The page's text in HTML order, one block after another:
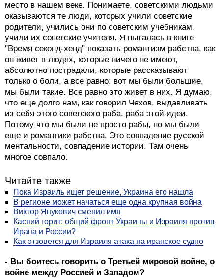
место в нашем веке. Понимаете, советскими людьми
оказываются те люди, которых учили советские
родители, учились они по советским учебникам,
учили их советские учителя. Я пыталась в книге
"Время секонд-хенд" показать романтизм рабства, как
он живет в людях, которые ничего не имеют,
абсолютно пострадали, которые рассказывают
только о боли, а все равно: вот мы были большие,
мы были такие. Все равно это живет в них. Я думаю,
что еще долго нам, как говорил Чехов, выдавливать
из себя этого советского раба, раба этой идеи.
Потому что мы были не просто рабы, но мы были
еще и романтики рабства. Это совпадение русской
ментальности, совпадение истории. Там очень
многое совпало.
Читайте также
Пока Израиль ищет решение, Украина его нашла
В регионе может начаться еще одна крупная война
Виктор Янукович сменил имя
Каспий горит: общий фронт Украины и Израиля против
Ирана и России?
Как отзовется для Израиля атака на иранское судно
- Вы боитесь говорить о Третьей мировой войне, о
войне между Россией и Западом?